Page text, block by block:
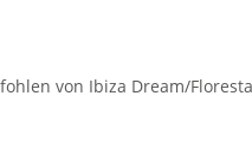
von Ibiza Dream/